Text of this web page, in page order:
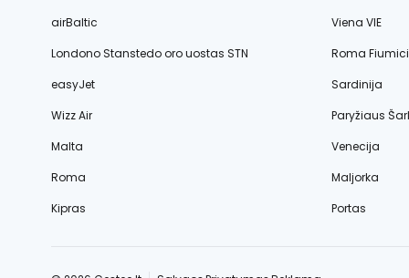
airBaltic
Viena VIE
Londono Stanstedo oro uostas STN
Roma
easyJet
Sardinija
Wizz Air
Paryžiaus
Malta
Venecija
Roma
Maljorka
Kipras
Portas